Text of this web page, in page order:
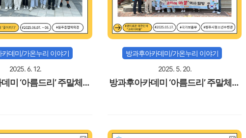
카데미/가온누리 이야기
2025. 6. 12.
미 ‘아름드리’ 주말체험
방과후아카데미/가온누리 이야기
2025. 5. 20.
방과후아카데미 ‘아름드리’ 주말체험